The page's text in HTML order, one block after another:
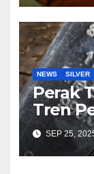
NEWS SILVER
Perak
Tren
SEP 25,